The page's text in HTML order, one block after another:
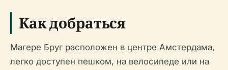
Как добраться
Магере Бруг расположен в центре Амстердама,
легко доступен пешком, на велосипеде или на